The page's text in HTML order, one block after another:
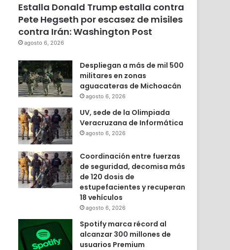
Estalla Donald Trump estalla contra
Pete Hegseth por escasez de misiles
contra Irán: Washington Post
agosto 6, 2026
Despliegan a más de mil 500
militares en zonas
aguacateras de Michoacán
agosto 6, 2026
UV, sede de la Olimpiada
Veracruzana de Informática
agosto 6, 2026
Coordinación entre fuerzas
de seguridad, decomisa más
de 120 dosis de
estupefacientes y recuperan
18 vehículos
agosto 6, 2026
Spotify marca récord al
alcanzar 300 millones de
usuarios Premium